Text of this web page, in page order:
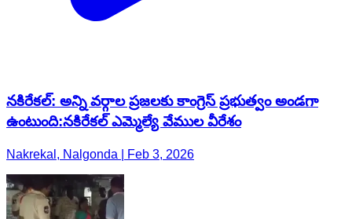
నకిరేకల్: అన్ని వర్గాల ప్రజలకు కాంగ్రెస్ ప్రభుత్వం అండగా
ఉంటుంది:నకిరేకల్ ఎమ్మెల్యే వేముల వీరేశం
Nakrekal, Nalgonda | Feb 3, 2026